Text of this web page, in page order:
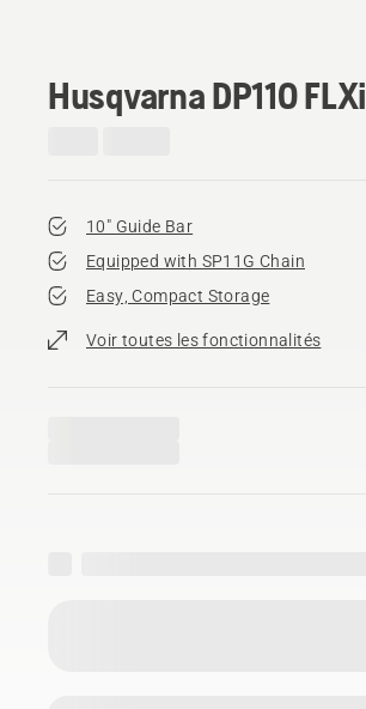
Husqvarna DP110 FLXi
10" Guide Bar
Equipped with SP11G Chain
Easy, Compact Storage
Voir toutes les fonctionnalités